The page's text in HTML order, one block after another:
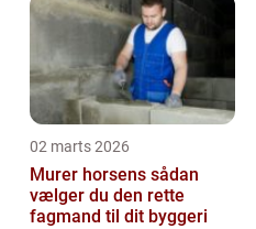
02 marts 2026
Murer horsens sådan
vælger du den rette
fagmand til dit byggeri